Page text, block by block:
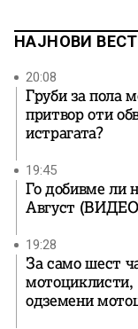
НАЈНОВИ
20:08
Груби за пола
притвор оти
истрагата?
19:45
Го добивме ли
Август
19:28
За само шест
мотоциклисти,
одземени